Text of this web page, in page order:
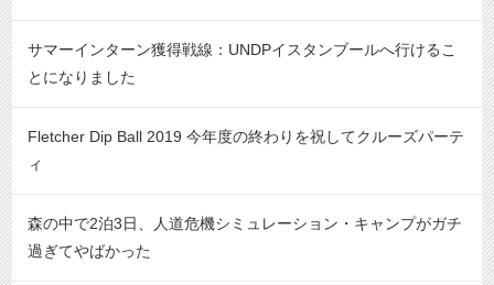
サマーインターン獲得戦線：UNDPイスタンブールへ行けるこ
とになりました
Fletcher Dip Ball 2019 今年度の終わりを祝してクルーズパーテ
ィ
森の中で2泊3日、人道危機シミュレーション・キャンプがガチ
過ぎてやばかった